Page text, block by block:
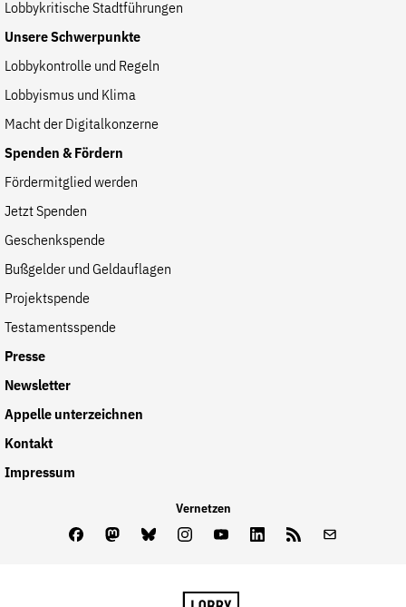
Lobbykritische Stadtführungen
Unsere Schwerpunkte
Lobbykontrolle und Regeln
Lobbyismus und Klima
Macht der Digitalkonzerne
Spenden & Fördern
Fördermitglied werden
Jetzt Spenden
Geschenkspende
Bußgelder und Geldauflagen
Projektspende
Testamentsspende
Presse
Newsletter
Appelle unterzeichnen
Kontakt
Impressum
Vernetzen
FacebookMastodon
BlueskyInstagram
YoutubeLinkedInFeed